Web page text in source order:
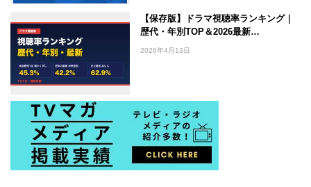
【保存版】ドラマ視聴率ランキング｜
歴代・年別TOP＆2026最新…
2026年4月13日